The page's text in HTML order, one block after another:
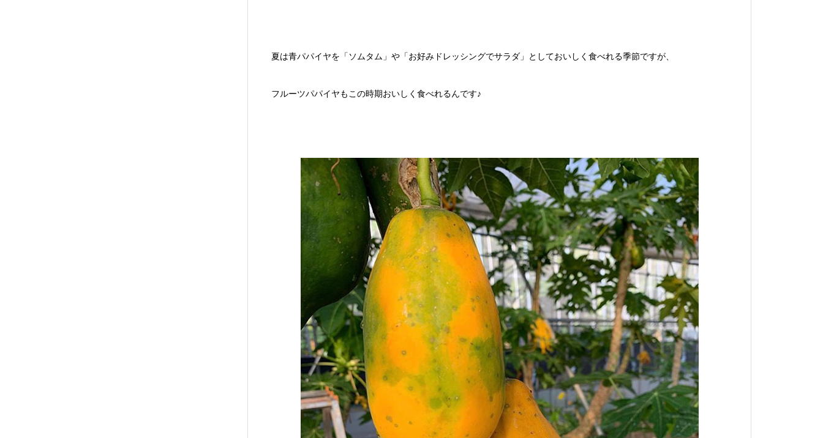
夏は青パパイヤを「ソムタム」や「お好みドレッシングでサラダ」としておいしく食べれる季節ですが、
フルーツパパイヤもこの時期おいしく食べれるんです♪